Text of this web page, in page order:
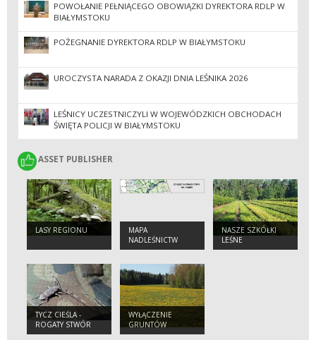
POWOŁANIE PEŁNIĄCEGO OBOWIĄZKI DYREKTORA RDLP W
BIAŁYMSTOKU
POŻEGNANIE DYREKTORA RDLP W BIAŁYMSTOKU
UROCZYSTA NARADA Z OKAZJI DNIA LEŚNIKA 2026
LEŚNICY UCZESTNICZYLI W WOJEWÓDZKICH OBCHODACH
ŚWIĘTA POLICJI W BIAŁYMSTOKU
ASSET PUBLISHER
ASSET PUBLISHER
LASY REGIONU
MAPA
NADLEŚNICTW
NASZE SZKÓŁKI
LEŚNE
TYCZ CIEŚLA -
ROGATY STWÓR
WYŁĄCZENIE
GRUNTÓW
LEŚNYCH Z